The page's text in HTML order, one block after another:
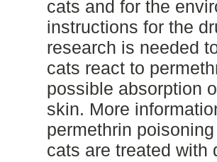
cats and for the
instructions for the
research is needed
cats react to
possible absorption
skin. More
permethrin
cats are treated with